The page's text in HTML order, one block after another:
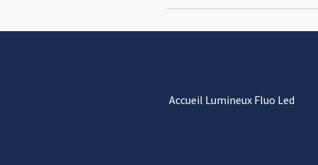
Accueil Lumineux Fluo Led